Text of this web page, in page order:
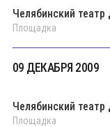
Челябинский
Площадка
09 ДЕКАБРЯ 2009
Челябинский
Площадка